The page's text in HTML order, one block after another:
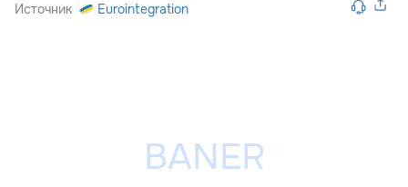
Источник Eurointegration